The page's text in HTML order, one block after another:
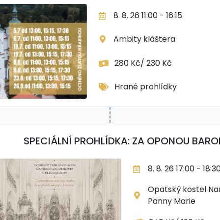
8. 8. 26 11:00 - 16:15
Ambity kláštera
280 Kč/ 230 Kč
Hrané prohlídky
SPECIÁLNÍ PROHLÍDKA: ZA OPONOU
8. 8. 26 17:00 -
Opatský kostel
Panny Marie